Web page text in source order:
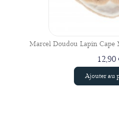
Marcel Doudou Lapin Cape
12,90
Ajouter au